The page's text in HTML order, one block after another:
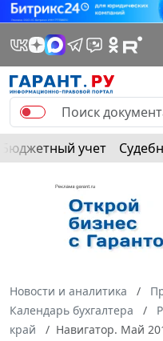
Бюджетный учет
Новости и аналитика
Календарь бухгалтера
край
Навигатор. Май